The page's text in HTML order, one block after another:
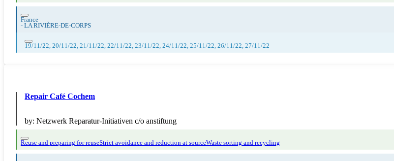
France
- LA RIVIÈRE-DE-CORPS
19/11/22, 20/11/22, 21/11/22, 22/11/22, 23/11/22, 24/11/22, 25/11/22, 26/11/22, 27/11/22
Repair Café Cochem
by: Netzwerk Reparatur-Initiativen c/o anstiftung
Reuse and preparing for reuseStrict avoidance and reduction at sourceWaste sorting and recycling